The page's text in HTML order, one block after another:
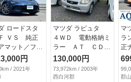
ロードスタ
ＶＳ 純正
マット／フル
レビ／Ｂｌｕ
ｏｔｈ／ＤＶ
Ｄ／バックカ
円
/ 2021年
マツダ ラピュタ
４ＷＤ 電動格納ミ
ラー ＡＴ ＣＤ
エアコン （検10.3）
130,000円
73,972km / 2003年
西白河郡
マ
ラ
正
Ｖ
ｅ
バ
郡